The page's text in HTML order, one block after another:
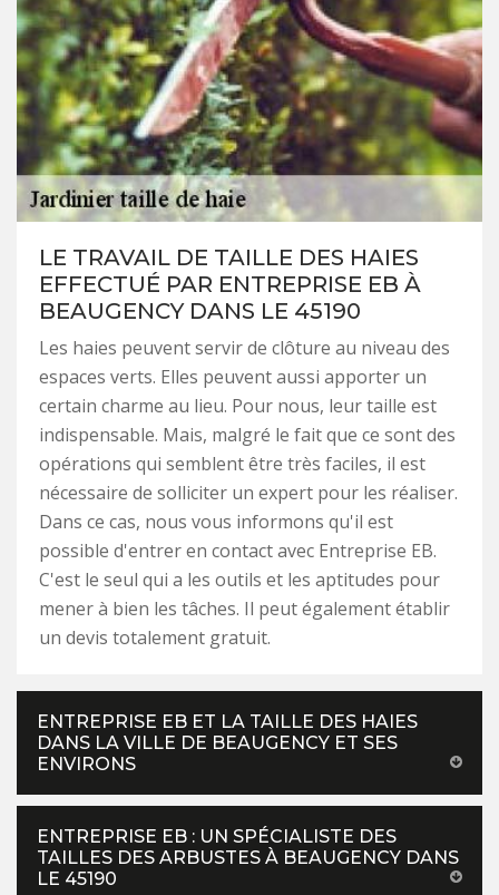
LE TRAVAIL DE TAILLE DES HAIES
EFFECTUÉ PAR ENTREPRISE EB À
BEAUGENCY DANS LE 45190
Les haies peuvent servir de clôture au niveau des
espaces verts. Elles peuvent aussi apporter un
certain charme au lieu. Pour nous, leur taille est
indispensable. Mais, malgré le fait que ce sont des
opérations qui semblent être très faciles, il est
nécessaire de solliciter un expert pour les réaliser.
Dans ce cas, nous vous informons qu'il est
possible d'entrer en contact avec Entreprise EB.
C'est le seul qui a les outils et les aptitudes pour
mener à bien les tâches. Il peut également établir
un devis totalement gratuit.
ENTREPRISE EB ET LA TAILLE DES HAIES
DANS LA VILLE DE BEAUGENCY ET SES
ENVIRONS
ENTREPRISE EB : UN SPÉCIALISTE DES
TAILLES DES ARBUSTES À BEAUGENCY DANS
LE 45190